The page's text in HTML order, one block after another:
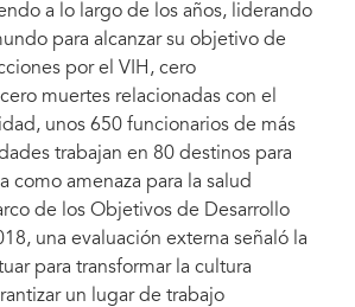
a lo largo de los años, liderando
para alcanzar su objetivo de
por el VIH, cero
muertes relacionadas con el
unos 650 funcionarios de más
trabajan en 80 destinos para
como amenaza para la salud
de los Objetivos de Desarrollo
una evaluación externa señaló la
para transformar la cultura
un lugar de trabajo